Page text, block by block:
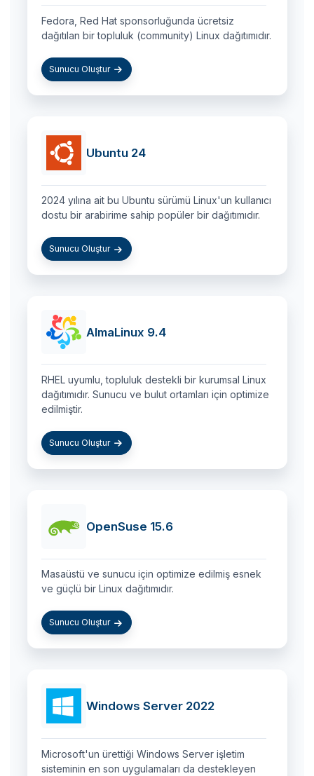
Fedora, Red Hat sponsorluğunda ücretsiz
dağıtılan bir topluluk (community) Linux dağıtımıdır.
Sunucu Oluştur
Ubuntu 24
2024 yılına ait bu Ubuntu sürümü Linux'un kullanıcı
dostu bir arabirime sahip popüler bir dağıtımıdır.
Sunucu Oluştur
AlmaLinux 9.4
RHEL uyumlu, topluluk destekli bir kurumsal Linux
dağıtımıdır. Sunucu ve bulut ortamları için optimize
edilmiştir.
Sunucu Oluştur
OpenSuse 15.6
Masaüstü ve sunucu için optimize edilmiş esnek
ve güçlü bir Linux dağıtımıdır.
Sunucu Oluştur
Windows Server 2022
Microsoft'un ürettiği Windows Server işletim
sisteminin en son uygulamaları da destekleyen